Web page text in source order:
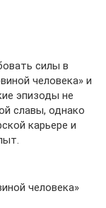
силы в
человека» и
эпизоды не
славы, однако
карьере и
человека»